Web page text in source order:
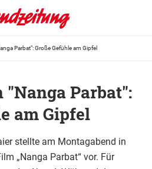
Parbat": Große Gefühle am Gipfel
"Nanga Parbat":
am Gipfel
stellte am Montagabend in
„Nanga Parbat“ vor. Für